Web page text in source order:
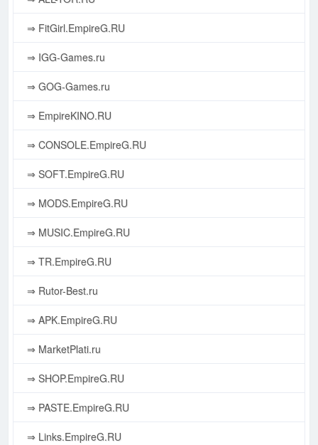
⇒ FitGirl.EmpireG.RU
⇒ IGG-Games.ru
⇒ GOG-Games.ru
⇒ EmpireKINO.RU
⇒ CONSOLE.EmpireG.RU
⇒ SOFT.EmpireG.RU
⇒ MODS.EmpireG.RU
⇒ MUSIC.EmpireG.RU
⇒ TR.EmpireG.RU
⇒ Rutor-Best.ru
⇒ APK.EmpireG.RU
⇒ MarketPlati.ru
⇒ SHOP.EmpireG.RU
⇒ PASTE.EmpireG.RU
⇒ Links.EmpireG.RU